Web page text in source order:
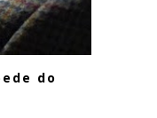
do